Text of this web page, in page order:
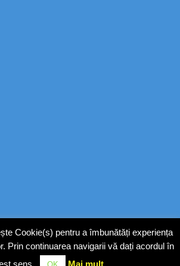
Cookie(s) pentru a îmbunătăți experiența
Prin continuarea navigarii vă dați acordul în
sens.
Mai mult